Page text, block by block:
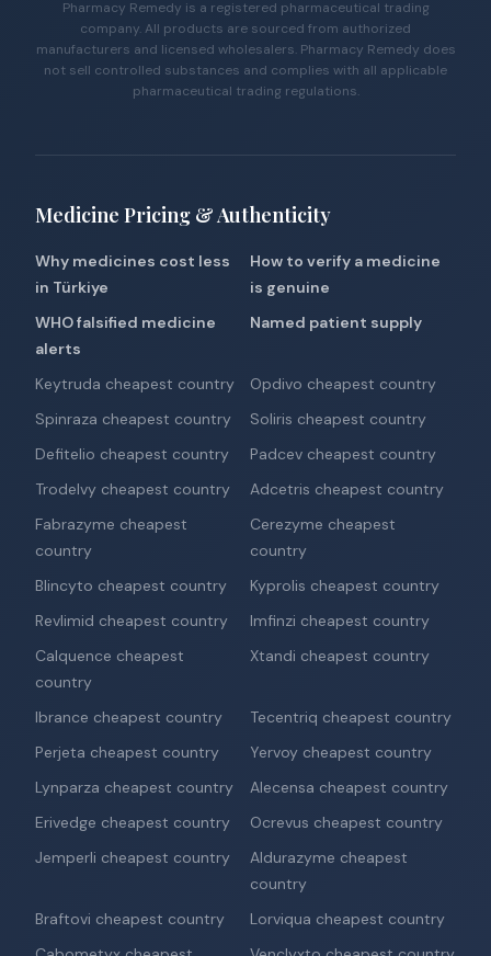
Pharmacy Remedy is a registered pharmaceutical trading
company. All products are sourced from authorized
manufacturers and licensed wholesalers. Pharmacy Remedy does
not sell controlled substances and complies with all applicable
pharmaceutical trading regulations.
Medicine Pricing & Authenticity
Why medicines cost less
in Türkiye
How to verify a medicine
is genuine
WHO falsified medicine
alerts
Named patient supply
Keytruda cheapest country
Opdivo cheapest country
Spinraza cheapest country
Soliris cheapest country
Defitelio cheapest country
Padcev cheapest country
Trodelvy cheapest country
Adcetris cheapest country
Fabrazyme cheapest
country
Cerezyme cheapest
country
Blincyto cheapest country
Kyprolis cheapest country
Revlimid cheapest country
Imfinzi cheapest country
Calquence cheapest
country
Xtandi cheapest country
Ibrance cheapest country
Tecentriq cheapest country
Perjeta cheapest country
Yervoy cheapest country
Lynparza cheapest country
Alecensa cheapest country
Erivedge cheapest country
Ocrevus cheapest country
Jemperli cheapest country
Aldurazyme cheapest
country
Braftovi cheapest country
Lorviqua cheapest country